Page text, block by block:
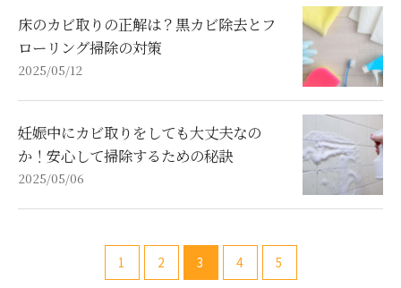
床のカビ取りの正解は？黒カビ除去とフ
ローリング掃除の対策
2025/05/12
妊娠中にカビ取りをしても大丈夫なの
か！安心して掃除するための秘訣
2025/05/06
1 2 3 4 5